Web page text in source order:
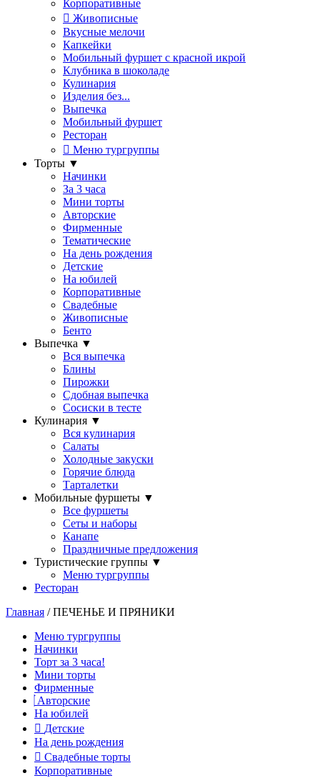
Корпоративные
Живописные
Вкусные мелочи
Капкейки
Мобильный фуршет с красной икрой
Клубника в шоколаде
Кулинария
Изделия без...
Выпечка
Мобильный фуршет
Ресторан
Меню тургруппы
Торты ▼
Начинки
За 3 часа
Мини торты
Авторские
Фирменные
Тематические
На день рождения
Детские
На юбилей
Корпоративные
Свадебные
Живописные
Бенто
Выпечка ▼
Вся выпечка
Блины
Пирожки
Сдобная выпечка
Сосиски в тесте
Кулинария ▼
Вся кулинария
Салаты
Холодные закуски
Горячие блюда
Тарталетки
Мобильные фуршеты ▼
Все фуршеты
Сеты и наборы
Канапе
Праздничные предложения
Туристические группы ▼
Меню тургруппы
Ресторан
Главная / ПЕЧЕНЬЕ И ПРЯНИКИ
Меню тургруппы
Начинки
Торт за 3 часа!
Мини торты
Фирменные
Авторские
На юбилей
Детские
На день рождения
Свадебные торты
Корпоративные